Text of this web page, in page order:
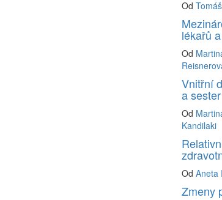
Od
lékařů
Od
Vnitřní
a
Od
Kandilaki
OdAneta
Zmeny